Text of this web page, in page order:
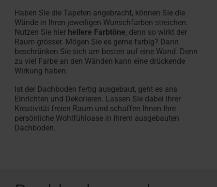
Haben Sie die Tapeten angebracht, können Sie die
Wände in Ihren jeweiligen Wunschfarben streichen.
Nutzen Sie hier hellere Farbtöne, denn so wirkt der
Raum grösser. Mögen Sie es gerne farbig? Dann
beschränken Sie sich am besten auf eine Wand. Denn
zu viel Farbe an den Wänden kann eine drückende
Wirkung haben.
Ist der Dachboden fertig ausgebaut, geht es ans
Einrichten und Dekorieren. Lassen Sie dabei Ihrer
Kreativität freien Raum und schaffen Ihnen Ihre
persönliche Wohlfühloase in Ihrem ausgebauten
Dachboden.